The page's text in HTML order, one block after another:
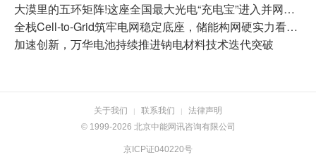
大漠里的五环矩阵!这座全国最大光电“充电宝”进入并网商运冲刺
全栈Cell-to-Grid筑牢电网稳定底座，储能构网硬实力看天合储能
加速创新，万华电池持续推进钠电材料技术迭代突破
关于我们 | 联系我们 |
法律声明
© 1999-2026 北京中能网讯咨询有限公司
京ICP证040220号